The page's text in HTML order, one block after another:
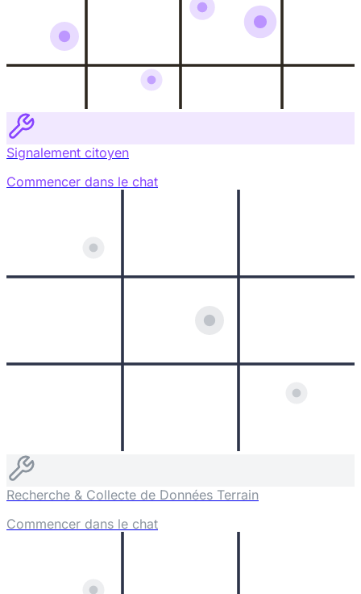
Signalement citoyen
Commencer dans le chat
Recherche & Collecte de Données Terrain
Commencer dans le chat